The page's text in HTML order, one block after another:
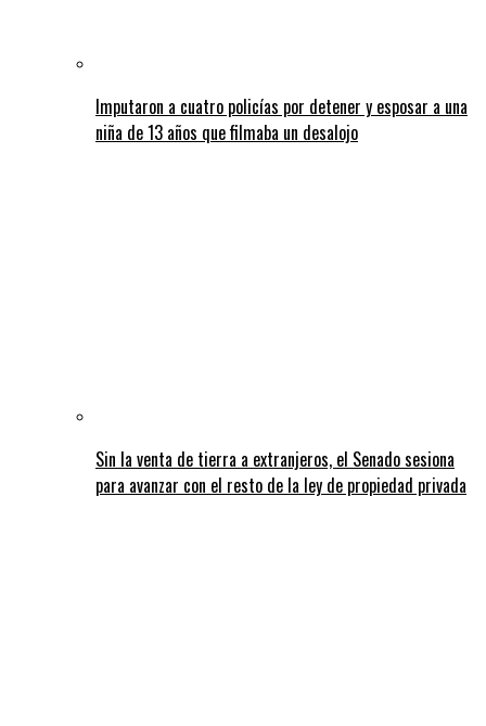
Imputaron a cuatro policías por detener y esposar a una
niña de 13 años que filmaba un desalojo
Sin la venta de tierra a extranjeros, el Senado sesiona
para avanzar con el resto de la ley de propiedad privada